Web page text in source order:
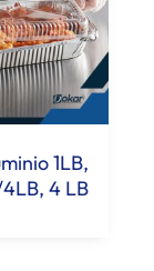
1LB,
4LB, 4 LB